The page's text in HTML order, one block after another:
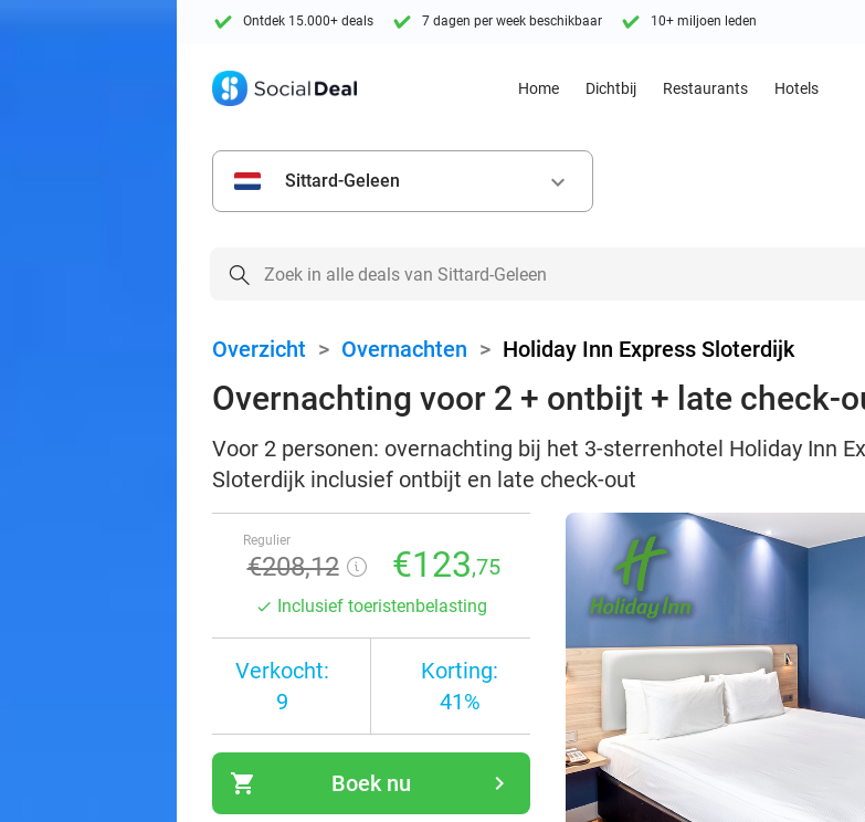
Ontdek 15.000+ deals 7 dagen per week beschikbaar 10+ miljoen leden
Home Dichtbij Restaurants Hotels
Sittard-Geleen keyboard_arrow_down
Overzicht > Overnachten > Holiday Inn Express Sloterdijk
Overnachting voor 2 + ontbijt + late check-
Voor 2 personen: overnachting bij het 3-sterrenhotel Holiday Inn
Sloterdijk inclusief ontbijt en late check-out
Regulier
€208,12 €123,75
Inclusief toeristenbelasting
Verkocht:
9
Korting:
41%
shopping_cart navigate_next
Boek nu